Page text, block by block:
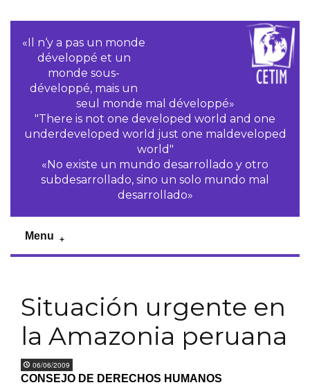
«Il n‘y a pas un monde
développé et un
monde sous-
développé, mais un
seul monde mal développé»
"There is not one developed world and one
underdeveloped world just one maldeveloped
world"
«No existe un mundo desarrollado y otro
subdesarrollado, sino un solo mundo mal
desarrollado»
Menu
Situación urgente en
la Amazonia peruana
06/06/2009
CONSEJO DE DERECHOS HUMANOS